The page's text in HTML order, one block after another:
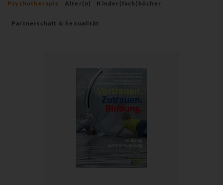
Psychotherapie Alter(n) Kinder(fach)bücher
Partnerschaft & Sexualität